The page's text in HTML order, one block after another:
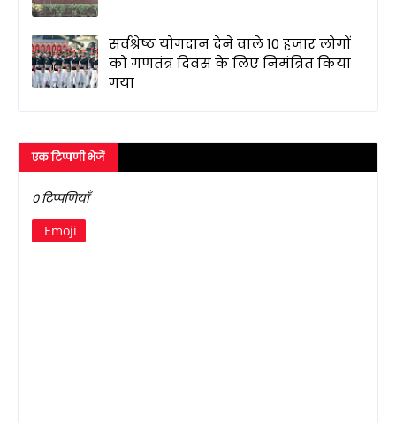
सर्वश्रेष्ठ योगदान देने वाले 10 हजार लोगों
को गणतंत्र दिवस के लिए निमंत्रित किया
गया
एक टिप्पणी भेजें
0 टिप्पणियाँ
Emoji